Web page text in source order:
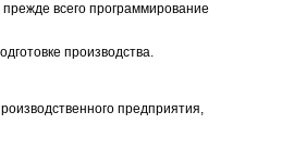
всего программирование
производства.
предприятия,